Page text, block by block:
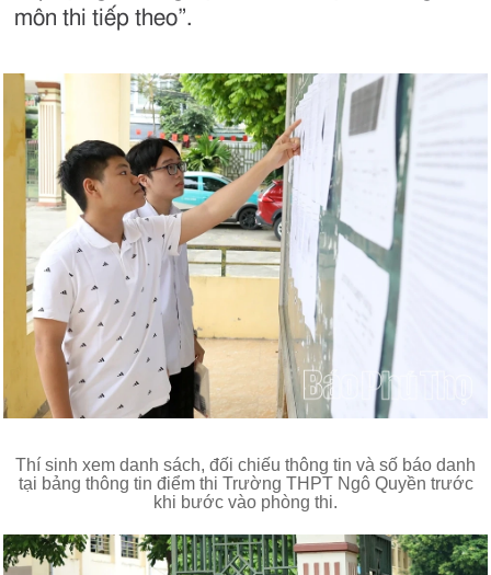
môn thi tiếp theo”.
Thí sinh xem danh sách, đối chiếu thông tin và số báo danh
tại bảng thông tin điểm thi Trường THPT Ngô Quyền trước
khi bước vào phòng thi.